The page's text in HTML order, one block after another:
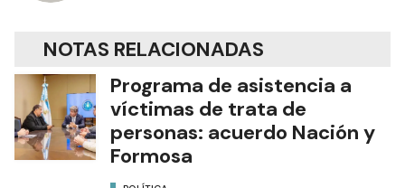
NOTAS RELACIONADAS
Programa de asistencia a
víctimas de trata de
personas: acuerdo Nación y
Formosa